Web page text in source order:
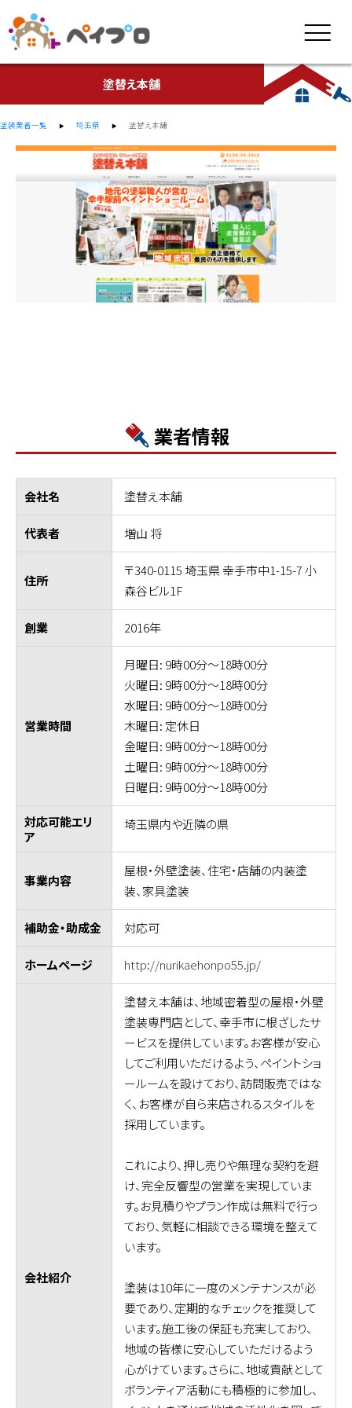
塗替え本舗
塗装業者一覧 埼玉県 塗替え本舗
業者情報
会社名 塗替え本舗
代表者 増山 将
住所
〒340-0115 埼玉県 幸手市中1-15-7 小
森谷ビル1F
創業 2016年
営業時間
月曜日: 9時00分～18時00分
火曜日: 9時00分～18時00分
水曜日: 9時00分～18時00分
木曜日: 定休日
金曜日: 9時00分～18時00分
土曜日: 9時00分～18時00分
日曜日: 9時00分～18時00分
対応可能エリ
ア
埼玉県内や近隣の県
事業内容
屋根・外壁塗装、住宅・店舗の内装塗
装、家具塗装
補助金・助成金 対応可
ホームページ http://nurikaehonpo55.jp/
会社紹介
塗替え本舗は、地域密着型の屋根・外壁
塗装専門店として、幸手市に根ざしたサ
ービスを提供しています。お客様が安心
してご利用いただけるよう、ペイントショ
ールームを設けており、訪問販売ではな
く、お客様が自ら来店されるスタイルを
採用しています。
これにより、押し売りや無理な契約を避
け、完全反響型の営業を実現していま
す。お見積りやプラン作成は無料で行っ
ており、気軽に相談できる環境を整えて
います。
塗装は10年に一度のメンテナンスが必
要であり、定期的なチェックを推奨して
います。施工後の保証も充実しており、
地域の皆様に安心していただけるよう
心がけています。さらに、地域貢献として
ボランティア活動にも積極的に参加し、